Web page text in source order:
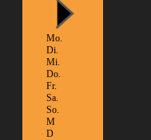
Mo.
Di.
Mi.
Do.
Fr.
Sa.
So.
M
D